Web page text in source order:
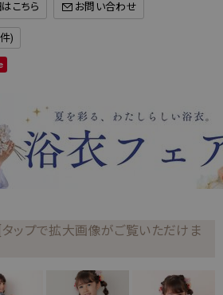
こちら
)
タップで拡大画像がご覧いただけま